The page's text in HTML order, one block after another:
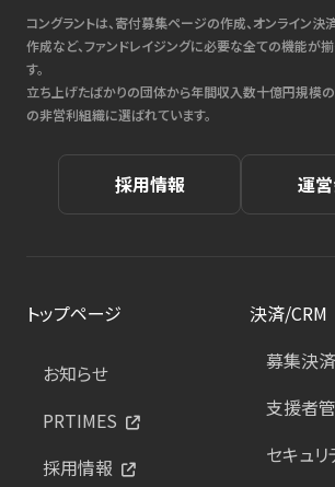
コングラントは、寄付募集ページの作成、オンライン決
作成など、ファンドレイジングに必要な全ての機能が
す。
立ち上げたばかりの団体から年間収入数十億円規模
の非営利組織に選ばれています。
採用情報 運
トップページ
お知らせ
PRTIMES
採用情報
決済/CRM
募集決済
支援者
セキュリ